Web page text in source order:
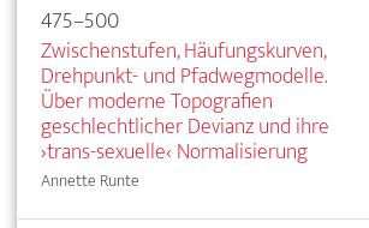
475–500
Zwischenstufen, Häufungskurven,
Drehpunkt- und Pfadwegmodelle.
Über moderne Topografien
geschlechtlicher Devianz und ihre
›trans-sexuelle‹ Normalisierung
Annette Runte